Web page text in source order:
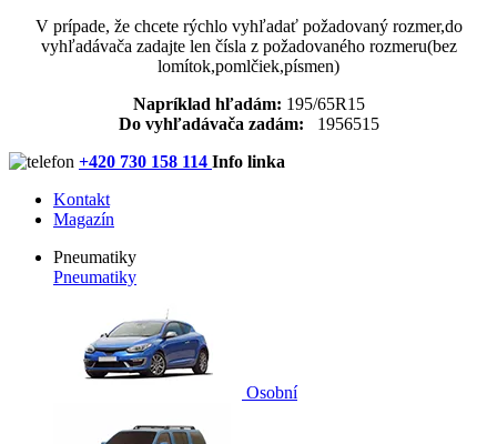
V prípade, že chcete rýchlo vyhľadať požadovaný rozmer,do
vyhľadávača zadajte len čísla z požadovaného rozmeru(bez
lomítok,pomlčiek,písmen)
Napríklad hľadám: 195/65R15
Do vyhľadávača zadám: 1956515
+420 730 158 114 Info linka
Kontakt
Magazín
Pneumatiky
Pneumatiky
Osobní